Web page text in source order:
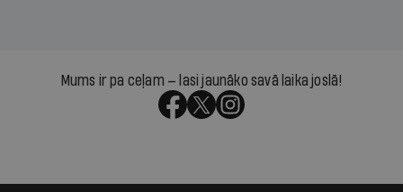
Mums ir pa ceļam — lasi jaunāko savā laika joslā!